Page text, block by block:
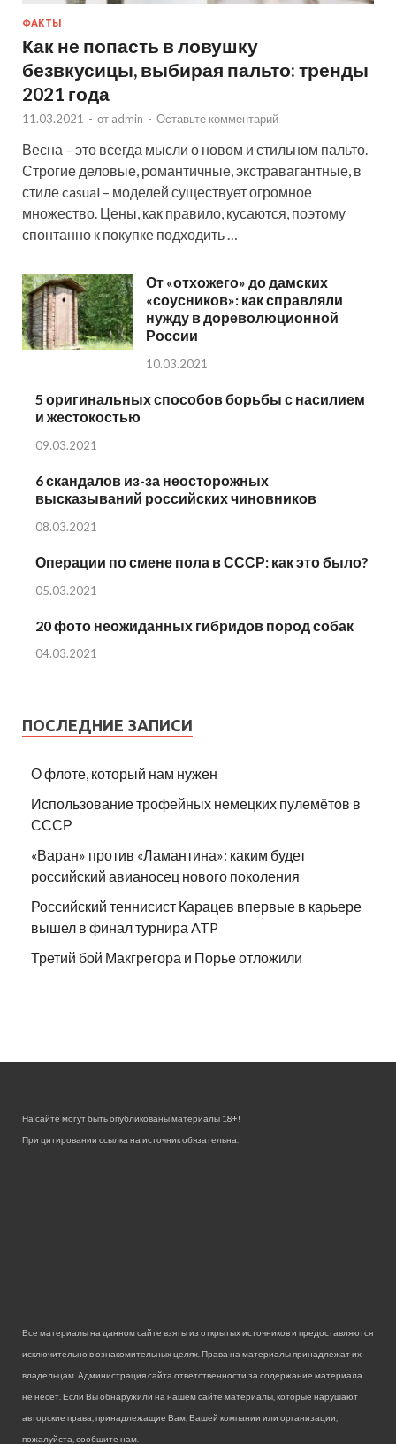
ФАКТЫ
Как не попасть в ловушку
безвкусицы, выбирая пальто: тренды
2021 года
11.03.2021 - от admin - Оставьте комментарий
Весна – это всегда мысли о новом и стильном пальто.
Строгие деловые, романтичные, экстравагантные, в
стиле casual – моделей существует огромное
множество. Цены, как правило, кусаются, поэтому
спонтанно к покупке подходить …
От «отхожего» до дамских
«соусников»: как справляли
нужду в дореволюционной
России
10.03.2021
5 оригинальных способов борьбы с насилием
и жестокостью
09.03.2021
6 скандалов из-за неосторожных
высказываний российских чиновников
08.03.2021
Операции по смене пола в СССР: как это было?
05.03.2021
20 фото неожиданных гибридов пород собак
04.03.2021
ПОСЛЕДНИЕ ЗАПИСИ
О флоте, который нам нужен
Использование трофейных немецких пулемётов в
СССР
«Варан» против «Ламантина»: каким будет
российский авианосец нового поколения
Российский теннисист Карацев впервые в карьере
вышел в финал турнира ATP
Третий бой Макгрегора и Порье отложили
На сайте могут быть опубликованы материалы 18+!
При цитировании ссылка на источник обязательна.
Все материалы на данном сайте взяты из открытых источников и предоставляются
исключительно в ознакомительных целях. Права на материалы принадлежат их
владельцам. Администрация сайта ответственности за содержание материала
не несет. Если Вы обнаружили на нашем сайте материалы, которые нарушают
авторские права, принадлежащие Вам, Вашей компании или организации,
пожалуйста, сообщите нам.